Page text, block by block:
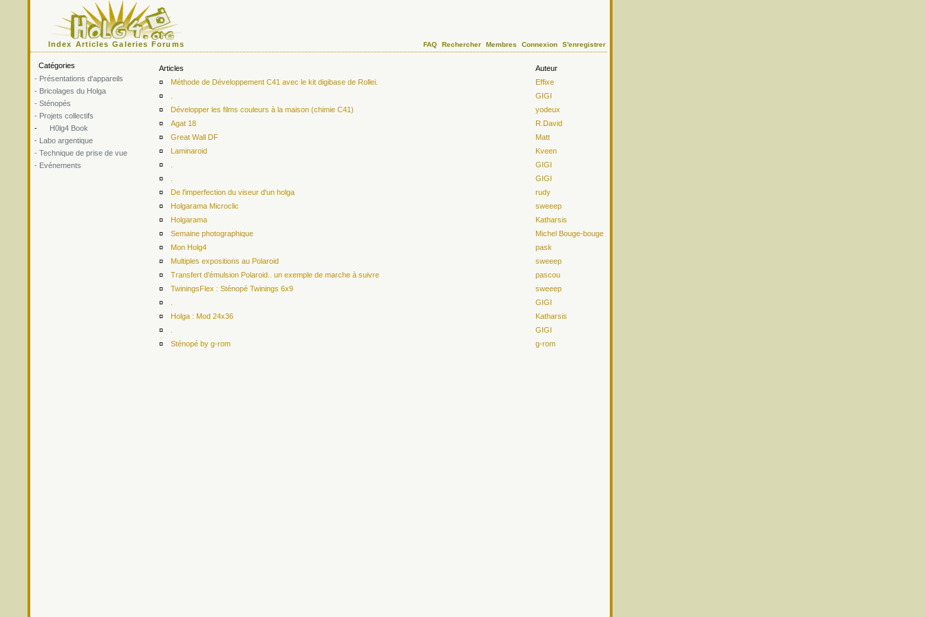
Index Articles Galeries Forums FAQ Rechercher Membres Connexion S'enregistrer
Catégories
- Présentations d'appareils
- Bricolages du Holga
- Sténopés
- Projets collectifs
-
H0lg4 Book
- Labo argentique
- Technique de prise de vue
- Evénements
Articles
Auteur
¤
Méthode de Développement C41 avec le kit digibase de Rollei.
Effixe
¤
GIGI
¤
Développer les films couleurs à la maison (chimie C41)
yodeux
¤
Agat 18
R.David
¤
Great Wall DF
Matt
¤
Laminaroid
Kveen
¤
GIGI
¤
GIGI
¤
De l'imperfection du viseur d'un holga
rudy
¤
Holgarama Microclic
sweeep
¤
Holgarama
Katharsis
¤
Semaine photographique
Michel Bouge-bouge
¤
Mon Holg4
pask
¤
Multiples expositions au Polaroid
sweeep
¤
Transfert d'émulsion Polaroid.. un exemple de marche à suivre
pascou
¤
TwiningsFlex : Sténopé Twinings 6x9
sweeep
¤
GIGI
¤
Holga : Mod 24x36
Katharsis
¤
GIGI
¤
Sténopé by g-rom g-rom